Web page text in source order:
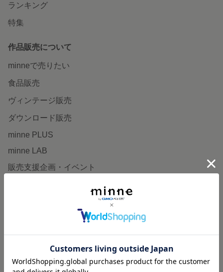
ランキング
特集
作品販売について
minneで売りたい
食品販売
ヴィンテージ販売
ダウンロード販売
minne PLUS
minne LAB
販売支援企画・イベント
minneとものづくりと
minneの本